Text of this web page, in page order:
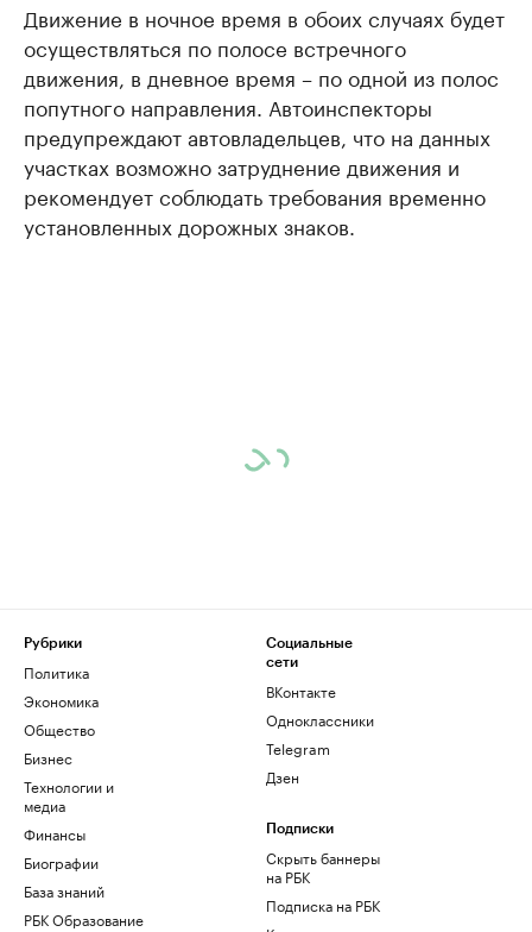
Движение в ночное время в обоих случаях будет
осуществляться по полосе встречного
движения, в дневное время – по одной из полос
попутного направления. Автоинспекторы
предупреждают автовладельцев, что на данных
участках возможно затруднение движения и
рекомендует соблюдать требования временно
установленных дорожных знаков.
Рубрики
Политика
Экономика
Общество
Бизнес
Технологии и
медиа
Финансы
Биографии
База знаний
РБК Образование
Социальные
сети
ВКонтакте
Одноклассники
Telegram
Дзен
Подписки
Скрыть баннеры
на РБК
Подписка на РБК